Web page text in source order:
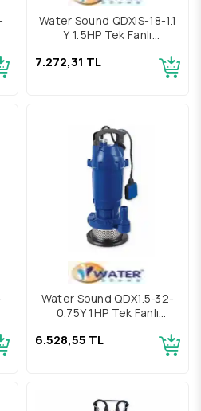
Water Sound QDXlS-18-1.1
Y 1,5HP Tek Fanlı
Kuyu Pompası
7.272,31 TL
Water Sound QDX1.5-32-
0.75Y 1HP Tek Fanlı
Kuyu Pompası
6.528,55 TL